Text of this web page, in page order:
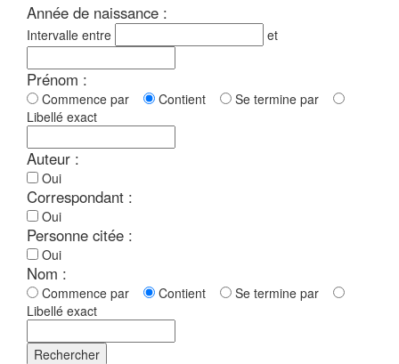
Année de naissance :
Intervalle entre et
Prénom :
Commence par Contient
Se termine par
Libellé exact
Auteur :
Oui
Correspondant :
Oui
Personne citée :
Oui
Nom :
Commence par Contient
Se termine par
Libellé exact
Rechercher